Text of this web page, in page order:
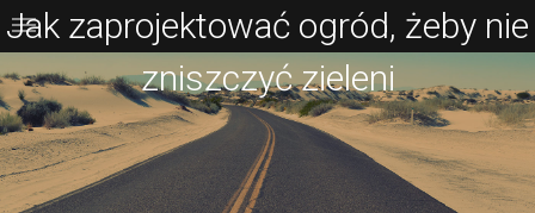
Jak zaprojektować ogród, żeby nie
zniszczyć zieleni